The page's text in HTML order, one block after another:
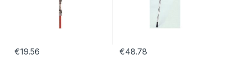
€19.56 €48.78